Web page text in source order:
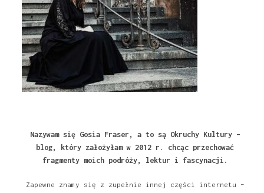
Nazywam się Gosia Fraser, a to są Okruchy Kultury –
blog, który założyłam w 2012 r. chcąc przechować
fragmenty moich podróży, lektur i fascynacji.
Zapewne znamy się z zupełnie innej części internetu –